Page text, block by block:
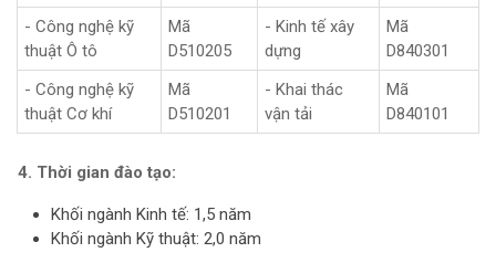
- Công nghệ kỹ
thuật Ô tô
Mã
D510205
- Kinh tế xây
dựng
Mã
D840301
- Công nghệ kỹ
thuật Cơ khí
Mã
D510201
- Khai thác
vận tải
Mã
D840101
4. Thời gian đào tạo:
Khối ngành Kinh tế: 1,5 năm
Khối ngành Kỹ thuật: 2,0 năm